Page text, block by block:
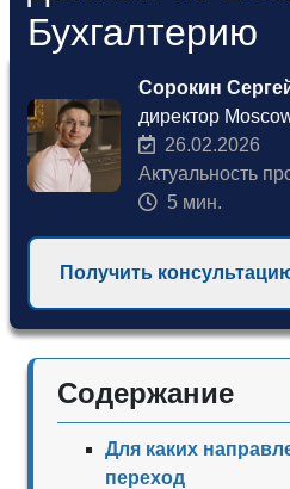
Бухгалтерию
Сорокин
директор
26.02.2026
Актуальность
5 мин.
Получить
Содержание
Для каких
переход